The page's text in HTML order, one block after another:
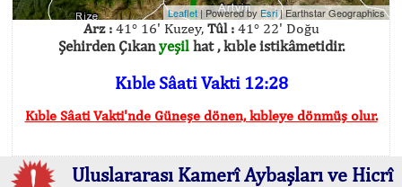
Leaflet| Powered byEsri|Earthstar Geographics
Arz :41° 16' Kuzey, Tûl :41° 22' Doğu
Şehirden Çıkanyeşilhat , kıble istikâmetidir.
Kıble Sâati Vakti 12:28
Kıble Sâati Vakti'nde Güneşe dönen, kıbleye dönmüş olur.
Uluslararası Kamerî Aybaşları ve Hicrî